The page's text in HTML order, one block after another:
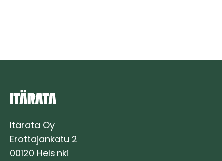
olen
Itärata Oy
Erottajankatu 2
00120 Helsinki